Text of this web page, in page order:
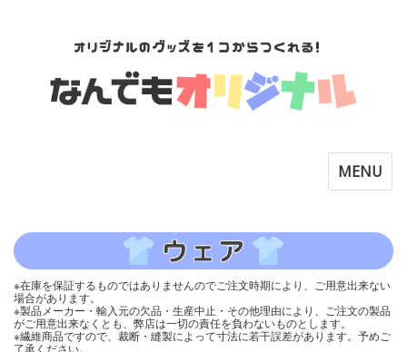
Toggle
MENU
※在庫を保証するものではありませんのでご注文時期により、ご用意出来ない
場合があります。
※製品メーカー・輸入元の欠品・生産中止・その他理由により、ご注文の製品
がご用意出来なくとも、弊店は一切の責任を負わないものとします。
※繊維商品ですので、裁断・縫製によって寸法に若干誤差があります。予めご